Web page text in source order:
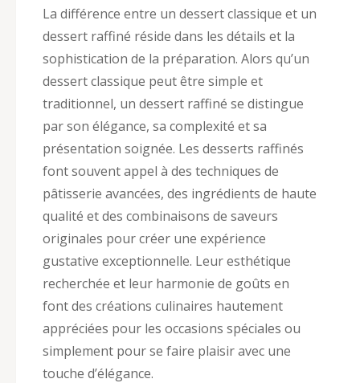
La différence entre un dessert classique et un
dessert raffiné réside dans les détails et la
sophistication de la préparation. Alors qu’un
dessert classique peut être simple et
traditionnel, un dessert raffiné se distingue
par son élégance, sa complexité et sa
présentation soignée. Les desserts raffinés
font souvent appel à des techniques de
pâtisserie avancées, des ingrédients de haute
qualité et des combinaisons de saveurs
originales pour créer une expérience
gustative exceptionnelle. Leur esthétique
recherchée et leur harmonie de goûts en
font des créations culinaires hautement
appréciées pour les occasions spéciales ou
simplement pour se faire plaisir avec une
touche d’élégance.